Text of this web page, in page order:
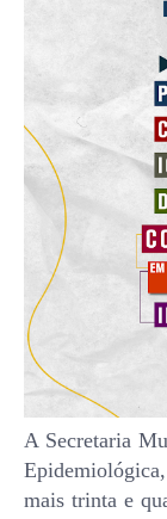
A Secretaria
mais trinta e